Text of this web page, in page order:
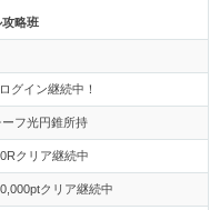
略班
グイン継続中！
フ光円錐所持
クリア継続中
クリア継続中